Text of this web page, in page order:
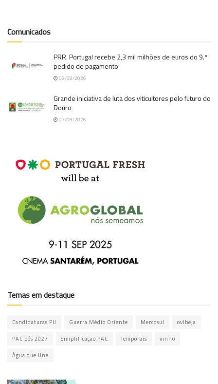
Comunicados
PRR. Portugal recebe 2,3 mil milhões de euros do 9.º
pedido de pagamento
08/08/2026
Grande iniciativa de luta dos viticultores pelo futuro do
Douro
07/08/2026
Temas em destaque
Candidaturas PU Guerra Médio Oriente Mercosul ovibeja
PAC pós 2027 Simplificação PAC Temporais vinho
Água que Une